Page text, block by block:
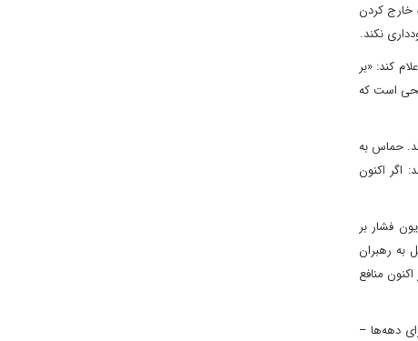
خارج کردن
نکند.
کند: «بر
است که
حماس به
اکنون
فشار بر
به رهبران
منافع
دهه‌ها –